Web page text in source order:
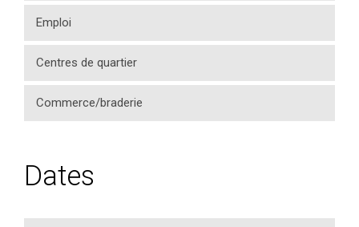
Emploi
Centres de quartier
Commerce/braderie
Dates